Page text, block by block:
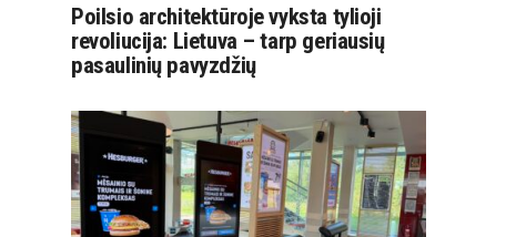
Poilsio architektūroje vyksta tylioji
revoliucija: Lietuva – tarp geriausių
pasaulinių pavyzdžių